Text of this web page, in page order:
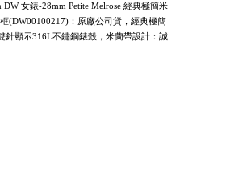
DW 女錶-28mm Petite Melrose 經典極簡米
(DW00100217)：原廠公司貨，經典極簡
針顯示316L不鏽鋼錶殼，米蘭帶設計：誠